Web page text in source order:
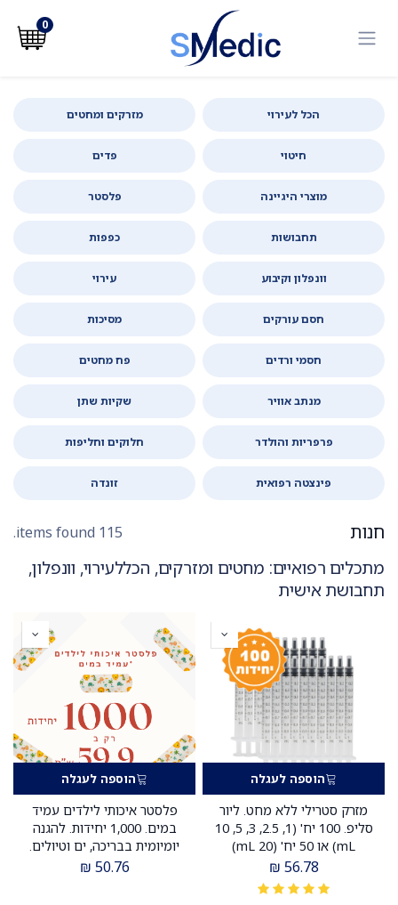
0
הכל לעירוי מזרקים ומחטים
חיטוי פדים
מוצרי היגיינה פלסטר
תחבושות כפפות
וונפלון וקיבוע עירוי
חסם עורקים מסיכות
חסמי ורדים פח מחטים
מנתב אוויר שקיות שתן
פרפריות והולדר חלוקים וחליפות
פינצטה רפואית זונדה
חנות 115 items found.
מתכלים רפואיים: מחטים ומזרקים, הכללעירוי, וונפלון,
תחבושת אישית
הוספה לעגלה
מזרק סטרילי ללא מחט. ליור
סליפ. 100 יח' (1, 2.5, 3, 5, 10
mL) או 50 יח' (20 mL)
56.78
₪
הוספה לעגלה
פלסטר איכותי לילדים עמיד
במים. 1,000 יחידות. להגנה
יומיומית בבריכה, ים וטיולים.
ס.מדיק יבוא
50.76
₪